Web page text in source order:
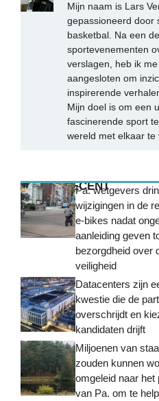
Mijn naam is Lars
gepassioneerd door
basketbal. Na een
sportevenementen
verslagen, heb ik
aangesloten om
inspirerende
Mijn doel is om een
fascinerende sport
wereld met elkaar te
MEEST RECENT
Pa. wetgevers
wijzigingen in de
e-bikes nadat
aanleiding geven
bezorgdheid over
veiligheid
Datacenters zijn
kwestie die de
overschrijdt en
kandidaten drijft
Miljoenen van
zouden kunnen
omgeleid naar het
van Pa. om te